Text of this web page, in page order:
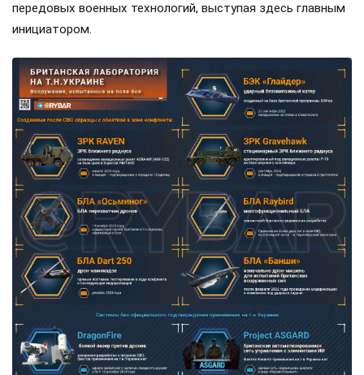
передовых военных технологий, выступая здесь главным
инициатором.